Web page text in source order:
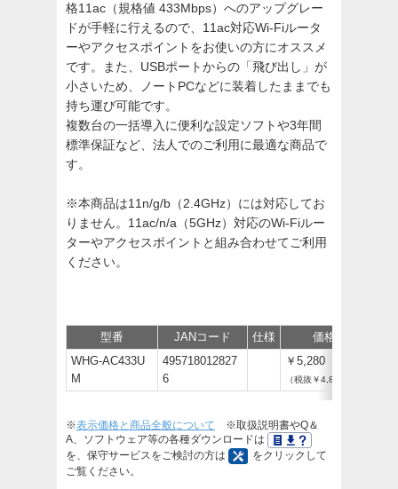
格11ac（規格値 433Mbps）へのアップグレー
ドが手軽に行えるので、11ac対応Wi-Fiルータ
ーやアクセスポイントをお使いの方にオススメ
です。また、USBポートからの「飛び出し」が
小さいため、ノートPCなどに装着したままでも
持ち運び可能です。
複数台の一括導入に便利な設定ソフトや3年間
標準保証など、法人でのご利用に最適な商品で
す。
※本商品は11n/g/b（2.4GHz）には対応してお
りません。11ac/n/a（5GHz）対応のWi-Fiルー
ターやアクセスポイントと組み合わせてご利用
ください。
型番 JANコード 仕様 価格
WHG-AC433U
M
495718012827
6
￥5,280
（税抜￥4,800）
※表示価格と商品全般について ※取扱説明書やQ＆
A、ソフトウェア等の各種ダウンロードは
を、保守サービスをご検討の方は
をクリックして
ご覧ください。